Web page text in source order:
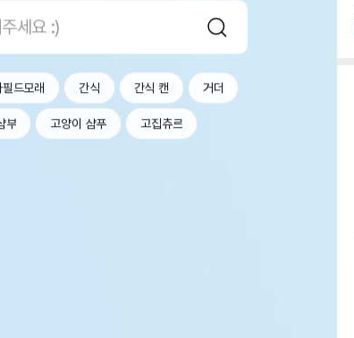
필드모래 간식 간식 캔 거더
부 고양이 샴푸 고집츄르